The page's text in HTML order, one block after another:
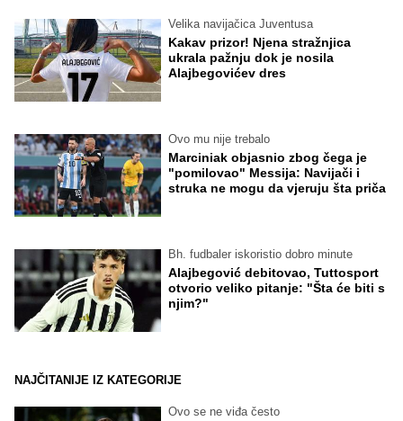
Velika navijačica Juventusa
Kakav prizor! Njena stražnjica
ukrala pažnju dok je nosila
Alajbegovićev dres
Ovo mu nije trebalo
Marciniak objasnio zbog čega je
"pomilovao" Messija: Navijači i
struka ne mogu da vjeruju šta priča
Bh. fudbaler iskoristio dobro minute
Alajbegović debitovao, Tuttosport
otvorio veliko pitanje: "Šta će biti s
njim?"
NAJČITANIJE IZ KATEGORIJE
Ovo se ne viđa često